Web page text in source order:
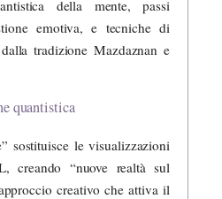
della mente, passi
emotiva, e tecniche di
tradizione Mazdaznan e
quantistica
sostituisce le visualizzazioni
creando “nuove realtà sul
creativo che attiva il